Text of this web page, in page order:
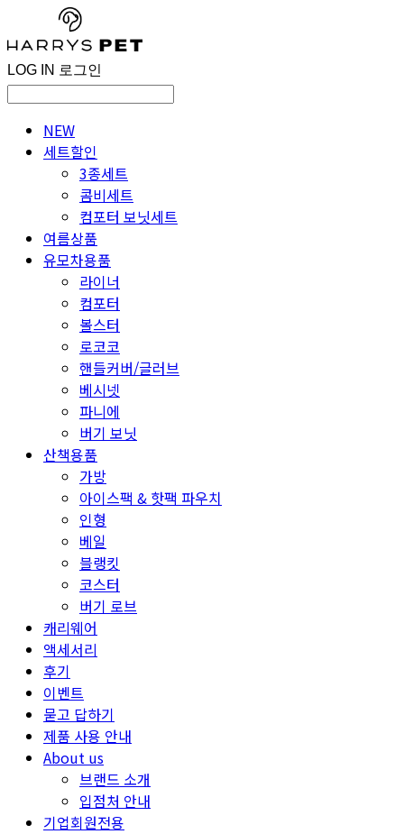
LOG IN 로그인
NEW
세트할인
3종세트
콤비세트
컴포터 보닛세트
여름상품
유모차용품
라이너
컴포터
볼스터
로코코
핸들커버/글러브
베시넷
파니에
버기 보닛
산책용품
가방
아이스팩 & 핫팩 파우치
인형
베일
블랭킷
코스터
버기 로브
캐리웨어
액세서리
후기
이벤트
묻고 답하기
제품 사용 안내
About us
브랜드 소개
입점처 안내
기업회원전용